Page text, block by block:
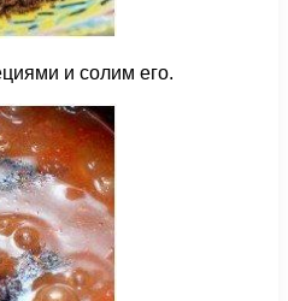
и солим его.